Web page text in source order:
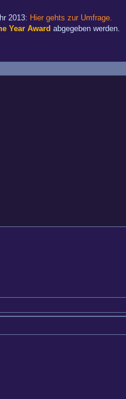
2013: Hier gehts zur Umfrage.
Year Award abgegeben werden.